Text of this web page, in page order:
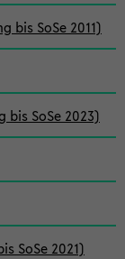
bis SoSe 2011)
SoSe 2023)
SoSe 2021)